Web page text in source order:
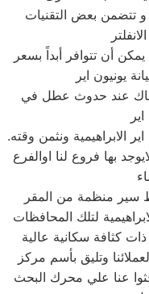
و تتضمن بعض التقنيات
أن تتوافر أبداً بسعر
يونيون اير
عند حدوث عطل في
الابراهيمية ونثمن وقته.
بها فروع لنا اوالفرع
سير منظمة من المقر
وتليق بأسم مركز
عنا علي محرك البحث